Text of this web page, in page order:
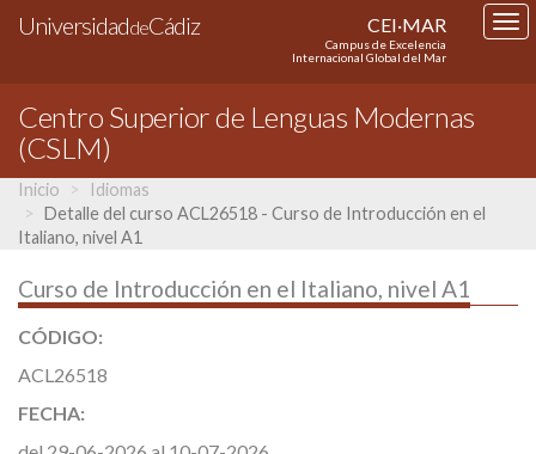
UniversidaddeCádiz CEI·MAR
Campus de Excelencia
Internacional Global del Mar
Centro Superior de Lenguas Modernas
(CSLM)
Inicio
Idiomas
Detalle del curso ACL26518 - Curso de Introducción en el
Italiano, nivel A1
Curso de Introducción en el Italiano, nivel A1
CÓDIGO:
ACL26518
FECHA: